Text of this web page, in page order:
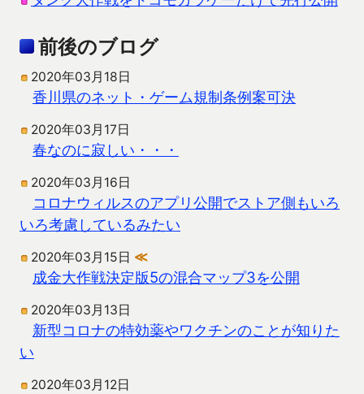
前後のブログ
2020年03月18日
香川県のネット・ゲーム規制条例案可決
2020年03月17日
春なのに寂しい・・・
2020年03月16日
コロナウィルスのアプリ公開でストア側もいろ
いろ考慮しているみたい
2020年03月15日 ≪
成金大作戦決定版5の混合マップ3を公開
2020年03月13日
新型コロナの特効薬やワクチンのことが知りた
い
2020年03月12日